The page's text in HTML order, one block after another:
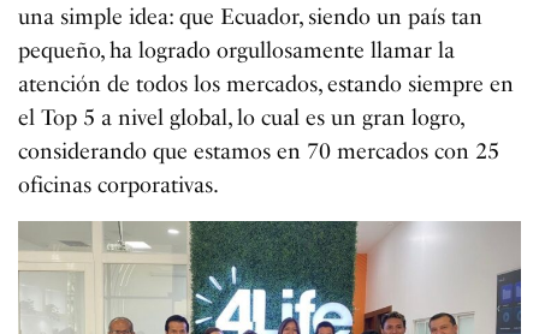
una simple idea: que Ecuador, siendo un país tan
pequeño, ha logrado orgullosamente llamar la
atención de todos los mercados, estando siempre en
el Top 5 a nivel global, lo cual es un gran logro,
considerando que estamos en 70 mercados con 25
oficinas corporativas.